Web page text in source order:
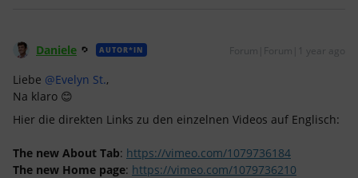
Daniele AUTOR*IN Forum|Forum|1 year ago
Liebe ​ @Evelyn St.,
Na klaro 😊
Hier die direkten Links zu den einzelnen Videos auf Englisch:
The new About Tab: https://vimeo.com/1079736184
The new Home page: https://vimeo.com/1079736210